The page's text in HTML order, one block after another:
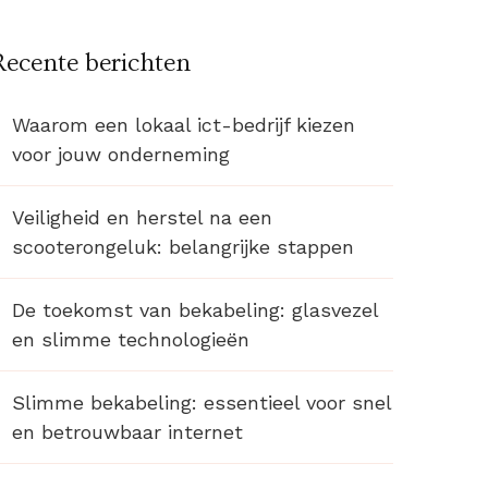
berichten
Waarom een lokaal ict-bedrijf kiezen
voor jouw onderneming
Veiligheid en herstel na een
scooterongeluk: belangrijke stappen
De toekomst van bekabeling: glasvezel
en slimme technologieën
Slimme bekabeling: essentieel voor snel
en betrouwbaar internet